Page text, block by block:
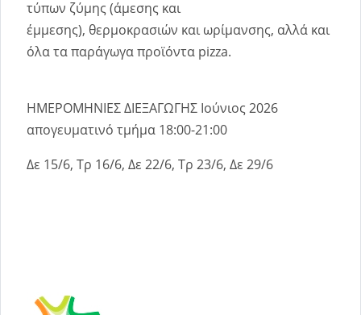
τύπων ζύμης (άμεσης και
έμμεσης), θερμοκρασιών και ωρίμανσης, αλλά και
όλα τα παράγωγα προϊόντα pizza.
ΗΜΕΡΟΜΗΝΙΕΣ ΔΙΕΞΑΓΩΓΗΣ Ιούνιος 2026
απογευματινό τμήμα 18:00-21:00
Δε 15/6, Τρ 16/6, Δε 22/6, Τρ 23/6, Δε 29/6